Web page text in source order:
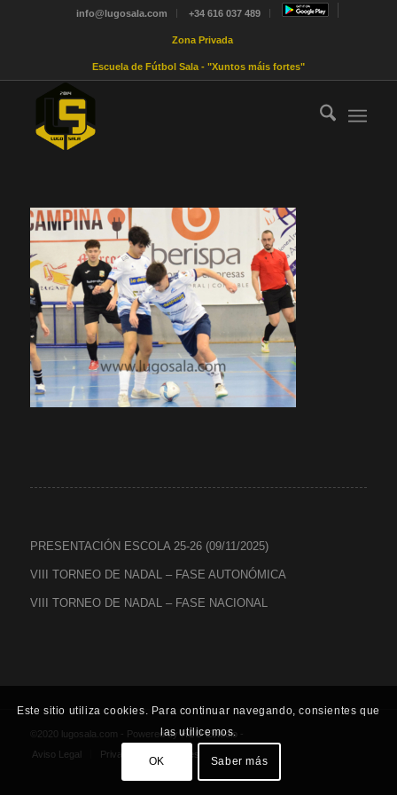
info@lugosala.com +34 616 037 489
Zona Privada
Escuela de Fútbol Sala - "Xuntos máis fortes"
PRESENTACIÓN ESCOLA 25-26 (09/11/2025)
VIII TORNEO DE NADAL – FASE AUTONÓMICA
VIII TORNEO DE NADAL – FASE NACIONAL
©2020 lugosala.com - Powered byHCO Estudio -
Aviso Legal
Privacidad Cookies
Este sitio utiliza cookies. Para continuar navegando, consientes que
las utilicemos.
OK Saber más